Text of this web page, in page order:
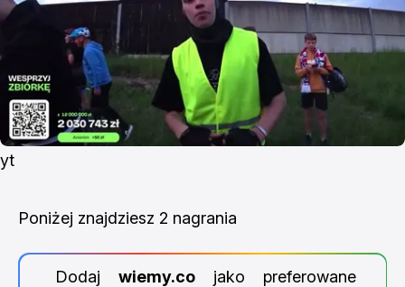
yt
Poniżej znajdziesz 2 nagrania
Dodaj wiemy.cojako preferowane